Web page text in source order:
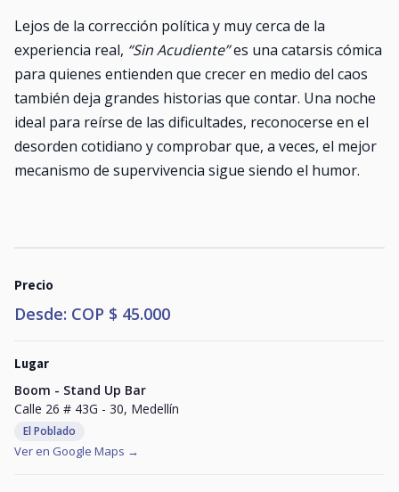
Lejos de la corrección política y muy cerca de la
experiencia real, “Sin Acudiente”es una catarsis cómica
para quienes entienden que crecer en medio del caos
también deja grandes historias que contar. Una noche
ideal para reírse de las dificultades, reconocerse en el
desorden cotidiano y comprobar que, a veces, el mejor
mecanismo de supervivencia sigue siendo el humor.
Precio
Desde: COP $ 45.000
Lugar
Boom - Stand Up Bar
Calle 26 # 43G - 30, Medellín
El Poblado
Ver en Google Maps →